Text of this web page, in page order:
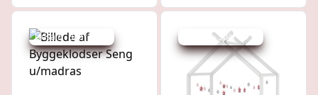
Udsalg - spar 24 % Udsalg - spar 39 %